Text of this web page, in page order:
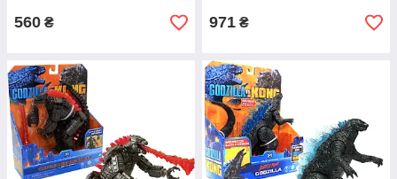
560 ₴ 971 ₴